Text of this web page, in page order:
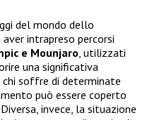
del mondo dello
intrapreso percorsi
e Mounjaro, utilizzati
una significativa
chi soffre di determinate
può essere coperto
invece, la situazione